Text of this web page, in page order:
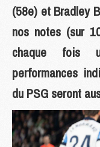
(58e) et Bradley
nos notes (sur
chaque fois
performances
du PSG seront